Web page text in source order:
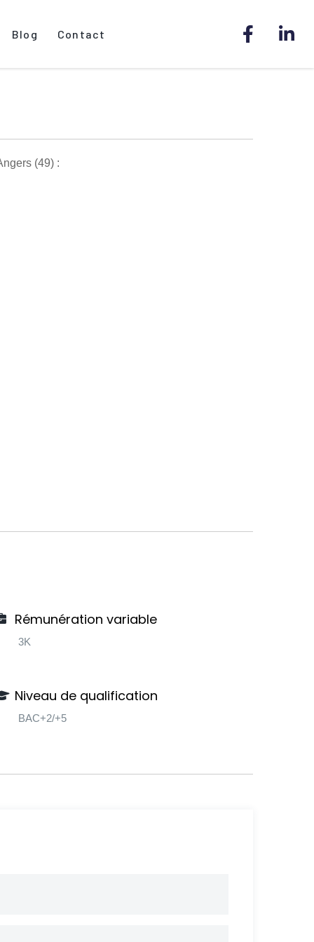
Blog Contact
(49) :
Rémunération variable
3K
Niveau de qualification
BAC+2/+5